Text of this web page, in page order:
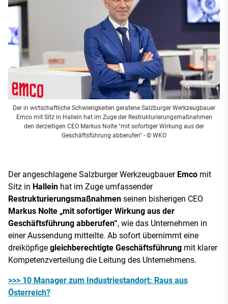
Der in wirtschaftliche Schwierigkeiten geratene Salzburger Werkzeugbauer
Emco mit Sitz in Hallein hat im Zuge der Restrukturierungsmaßnahmen
den derzeitigen CEO Markus Nolte "mit sofortiger Wirkung aus der
Geschäftsführung abberufen" - © WKO
Der angeschlagene Salzburger Werkzeugbauer Emco mit
Sitz in Hallein hat im Zuge umfassender
Restrukturierungsmaßnahmen seinen bisherigen CEO
Markus Nolte „mit sofortiger Wirkung aus der
Geschäftsführung abberufen“, wie das Unternehmen in
einer Aussendung mitteilte. Ab sofort übernimmt eine
dreiköpfige gleichberechtigte Geschäftsführung mit klarer
Kompetenzverteilung die Leitung des Unternehmens.
>>> 10 Manager zum Industriestandort: Raus aus
Österreich?